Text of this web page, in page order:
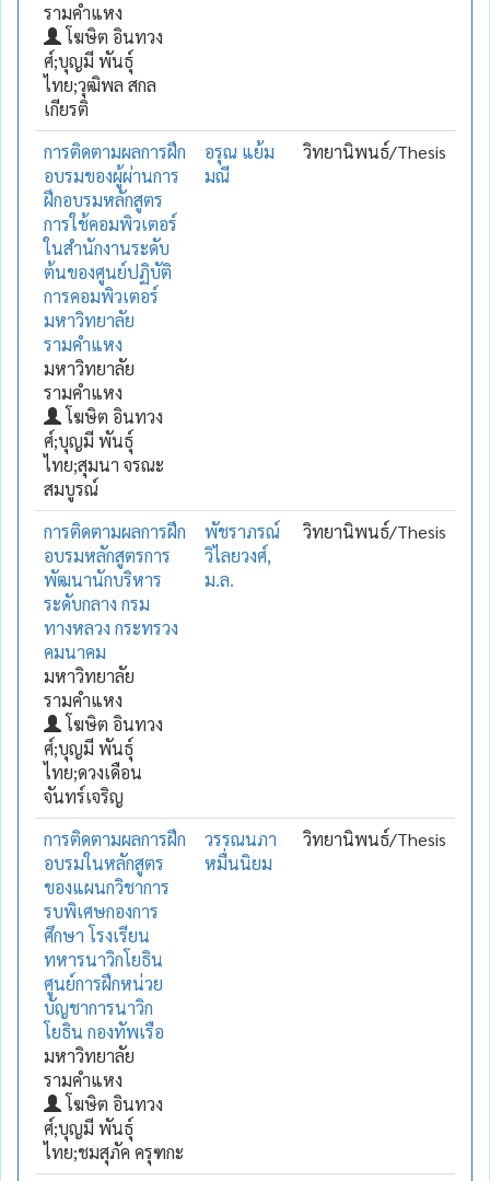
รามคำแหง
โฆษิต อินทวง
ศ์;บุญมี พันธุ์
ไทย;วุฒิพล สกล
เกียรติ
การติดตามผลการฝึก
อบรมของผู้ผ่านการ
ฝึกอบรมหลักสูตร
การใช้คอมพิวเตอร์
ในสำนักงานระดับ
ต้นของศูนย์ปฏิบัติ
การคอมพิวเตอร์
มหาวิทยาลัย
รามคำแหง
มหาวิทยาลัย
รามคำแหง
โฆษิต อินทวง
ศ์;บุญมี พันธุ์
ไทย;สุมนา จรณะ
สมบูรณ์
อรุณ แย้ม
มณี
วิทยานิพนธ์/Thesis
การติดตามผลการฝึก
อบรมหลักสูตรการ
พัฒนานักบริหาร
ระดับกลาง กรม
ทางหลวง กระทรวง
คมนาคม
มหาวิทยาลัย
รามคำแหง
โฆษิต อินทวง
ศ์;บุญมี พันธุ์
ไทย;ดวงเดือน
จันทร์เจริญ
พัชราภรณ์
วิไลยวงศ์,
ม.ล.
วิทยานิพนธ์/Thesis
การติดตามผลการฝึก
อบรมในหลักสูตร
ของแผนกวิชาการ
รบพิเศษกองการ
ศึกษา โรงเรียน
ทหารนาวิกโยธิน
ศูนย์การฝึกหน่วย
บัญชาการนาวิก
โยธิน กองทัพเรือ
มหาวิทยาลัย
รามคำแหง
โฆษิต อินทวง
ศ์;บุญมี พันธุ์
ไทย;ชมสุภัค ครุฑกะ
วรรณนภา
หมื่นนิยม
วิทยานิพนธ์/Thesis